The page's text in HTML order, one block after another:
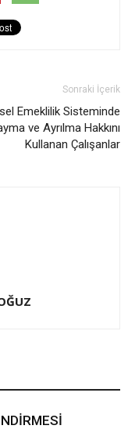
Sonraki İçerik
Emeklilik Sisteminde
ve Ayrılma Hakkını
Kullanan Çalışanlar